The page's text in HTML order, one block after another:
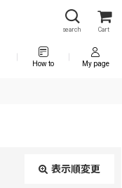
search Cart
How to My page
表示順変更